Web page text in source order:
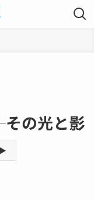
の光と影